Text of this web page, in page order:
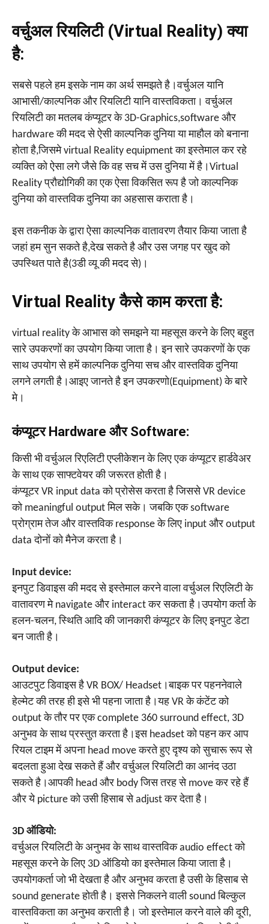
वर्चुअल रियलिटी (Virtual Reality) क्या
है:
सबसे पहले हम इसके नाम का अर्थ समझते है।वर्चुअल यानि
आभासी/काल्पनिक और रियलिटी यानि वास्तविकता। वर्चुअल
रियलिटी का मतलब कंप्यूटर के 3D-Graphics,software और
hardware की मदद से ऐसी काल्पनिक दुनिया या माहौल को बनाना
होता है,जिसमे virtual Reality equipment का इस्तेमाल कर रहे
व्यक्ति को ऐसा लगे जैसे कि वह सच में उस दुनिया में है।Virtual
Reality प्रौद्योगिकी का एक ऐसा विकसित रूप है जो काल्पनिक
दुनिया को वास्तविक दुनिया का अहसास कराता है।
इस तकनीक के द्वारा ऐसा काल्पनिक वातावरण तैयार किया जाता है
जहां हम सुन सकते है,देख सकते है और उस जगह पर खुद को
उपस्थित पाते है(3डी व्यू की मदद से)।
Virtual Reality कैसे काम करता है:
virtual reality के आभास को समझने या महसूस करने के लिए बहुत
सारे उपकरणों का उपयोग किया जाता है। इन सारे उपकरणों के एक
साथ उपयोग से हमें काल्पनिक दुनिया सच और वास्तविक दुनिया
लगने लगती है।आइए जानते है इन उपकरणो(Equipment) के बारे
मे।
कंप्यूटर Hardware और Software:
किसी भी वर्चुअल रिएलिटी एप्लीकेशन के लिए एक कंप्यूटर हार्डवेअर
के साथ एक साफ्टवेयर की जरूरत होती है।
कंप्यूटर VR input data को प्रोसेस करता है जिससे VR device
को meaningful output मिल सके। जबकि एक software
प्रोग्राम तेज और वास्तविक response के लिए input और output
data दोनों को मैनेज करता है।
Input device:
इनपुट डिवाइस की मदद से इस्तेमाल करने वाला वर्चुअल रिएलिटी के
वातावरण मे navigate और interact कर सकता है।उपयोग कर्ता के
हलन-चलन, स्थिति आदि की जानकारी कंप्यूटर के लिए इनपुट डेटा
बन जाती है।
Output device:
आउटपुट डिवाइस है VR BOX/ Headset।बाइक पर पहननेवाले
हेल्मेट की तरह ही इसे भी पहना जाता है।यह VR के कंटेंट को
output के तौर पर एक complete 360 surround effect, 3D
अनुभव के साथ प्रस्तुत करता है।इस headset को पहन कर आप
रियल टाइम में अपना head move करते हुए दृश्य को सुचारू रूप से
बदलता हुआ देख सकते हैं और वर्चुअल रियलिटी का आनंद उठा
सकते है।आपकी head और body जिस तरह से move कर रहे हैं
और ये picture को उसी हिसाब से adjust कर देता है।
3D ऑडियो:
वर्चुअल रियलिटी के अनुभव के साथ वास्तविक audio effect को
महसूस करने के लिए 3D ऑडियो का इस्तेमाल किया जाता है।
उपयोगकर्ता जो भी देखता है और अनुभव करता है उसी के हिसाब से
sound generate होती है। इससे निकलने वाली sound बिल्कुल
वास्तविकता का अनुभव कराती है। जो इस्तेमाल करने वाले की दूरी,